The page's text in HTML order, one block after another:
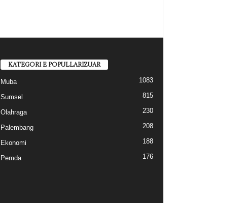
KATEGORI E POPULLARIZUAR
Muba 1083
Sumsel 815
Olahraga 230
Palembang 208
Ekonomi 188
Pemda 176